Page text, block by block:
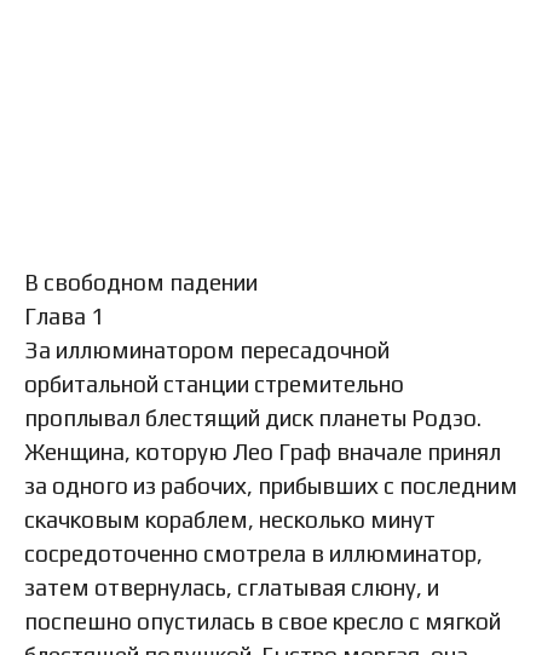
В свободном падении
Глава 1
За иллюминатором пересадочной
орбитальной станции стремительно
проплывал блестящий диск планеты Родэо.
Женщина, которую Лео Граф вначале принял
за одного из рабочих, прибывших с последним
скачковым кораблем, несколько минут
сосредоточенно смотрела в иллюминатор,
затем отвернулась, сглатывая слюну, и
поспешно опустилась в свое кресло с мягкой